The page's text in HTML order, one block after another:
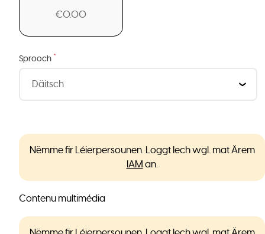
€0.00
Sprooch *
Nëmme fir Léierpersounen. Loggt Iech wgl. mat Ärem
IAM an.
Contenu multimédia